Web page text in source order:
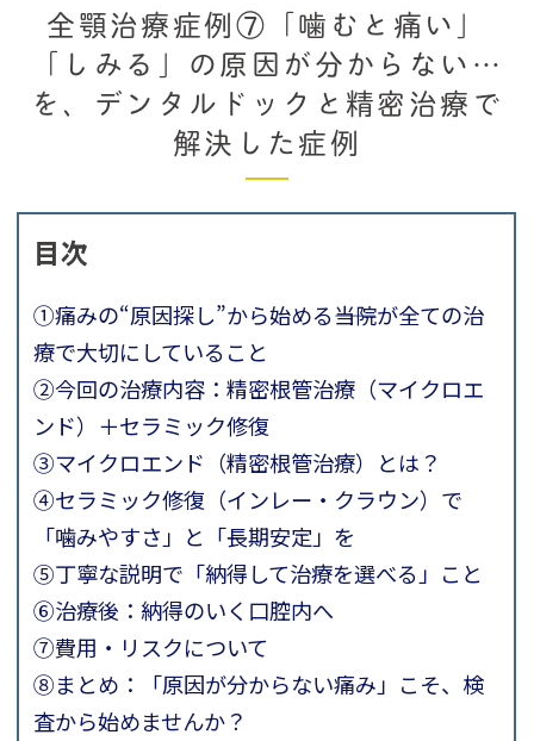
全顎治療症例⑦「噛むと痛い」
「しみる」の原因が分からない…
を、デンタルドックと精密治療で
解決した症例
目次
①痛みの“原因探し”から始める――当院が全ての治
療で大切にしていること
②今回の治療内容：精密根管治療（マイクロエ
ンド）＋セラミック修復
③マイクロエンド（精密根管治療）とは？
④セラミック修復（インレー・クラウン）で
「噛みやすさ」と「長期安定」を
⑤丁寧な説明で「納得して治療を選べる」こと
⑥治療後：納得のいく口腔内へ
⑦費用・リスクについて
⑧まとめ：「原因が分からない痛み」こそ、検
査から始めませんか？